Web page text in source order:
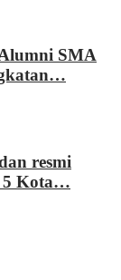
SMA
resmi
5 Kota…